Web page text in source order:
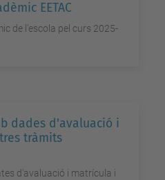
EETAC
de l'escola pel curs 2025-
dades d'avaluació i
tràmits
d'avaluació i matrícula i